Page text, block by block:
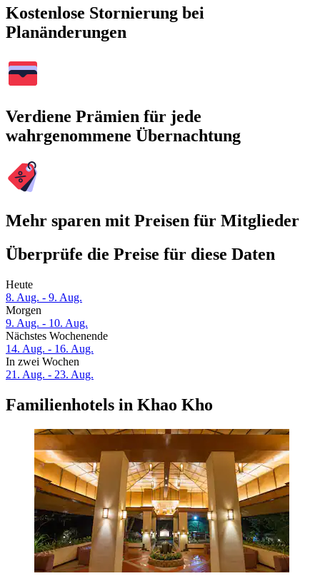
Kostenlose Stornierung bei
Planänderungen
Verdiene Prämien für jede
wahrgenommene Übernachtung
Mehr sparen mit Preisen für Mitglieder
Überprüfe die Preise für diese Daten
Heute
8. Aug. - 9. Aug.
Morgen
9. Aug. - 10. Aug.
Nächstes Wochenende
14. Aug. - 16. Aug.
In zwei Wochen
21. Aug. - 23. Aug.
Familienhotels in Khao Kho